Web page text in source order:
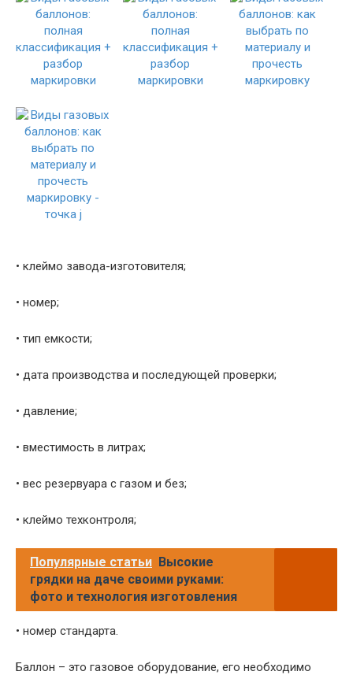
• клеймо завода-изготовителя;
• номер;
• тип емкости;
• дата производства и последующей проверки;
• давление;
• вместимость в литрах;
• вес резервуара с газом и без;
• клеймо техконтроля;
Популярные статьи Высокие
грядки на даче своими руками:
фото и технология изготовления
• номер стандарта.
Баллон – это газовое оборудование, его необходимо